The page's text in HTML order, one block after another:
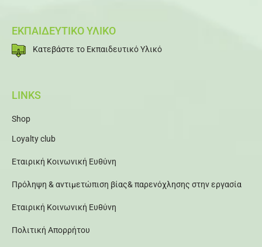
ΕΚΠΑΙΔΕΥΤΙΚΟ ΥΛΙΚΟ
Κατεβάστε το Εκπαιδευτικό Υλικό
LINKS
Shop
Loyalty club
Εταιρική Κοινωνική Ευθύνη
Πρόληψη & αντιμετώπιση βίας& παρενόχλησης στην εργασία
Εταιρική Κοινωνική Ευθύνη
Πολιτική Απορρήτου